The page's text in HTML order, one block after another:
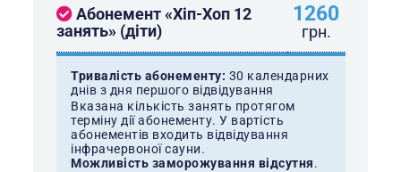
Абонемент «Хіп-Хоп 12
занять» (діти)
1260
грн.
Тривалість абонементу: 30 календарних
днів з дня першого відвідування
Вказана кількість занять протягом
терміну дії абонементу. У вартість
абонементів входить відвідування
інфрачервоної сауни.
Можливість заморожування відсутня.